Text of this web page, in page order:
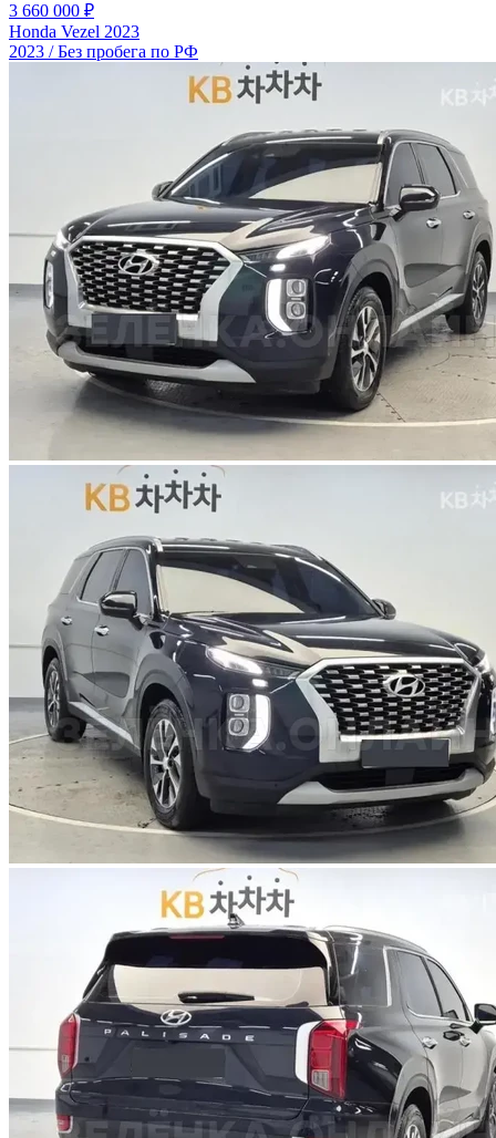
3 660 000 ₽
Honda Vezel 2023
2023 / Без пробега по РФ